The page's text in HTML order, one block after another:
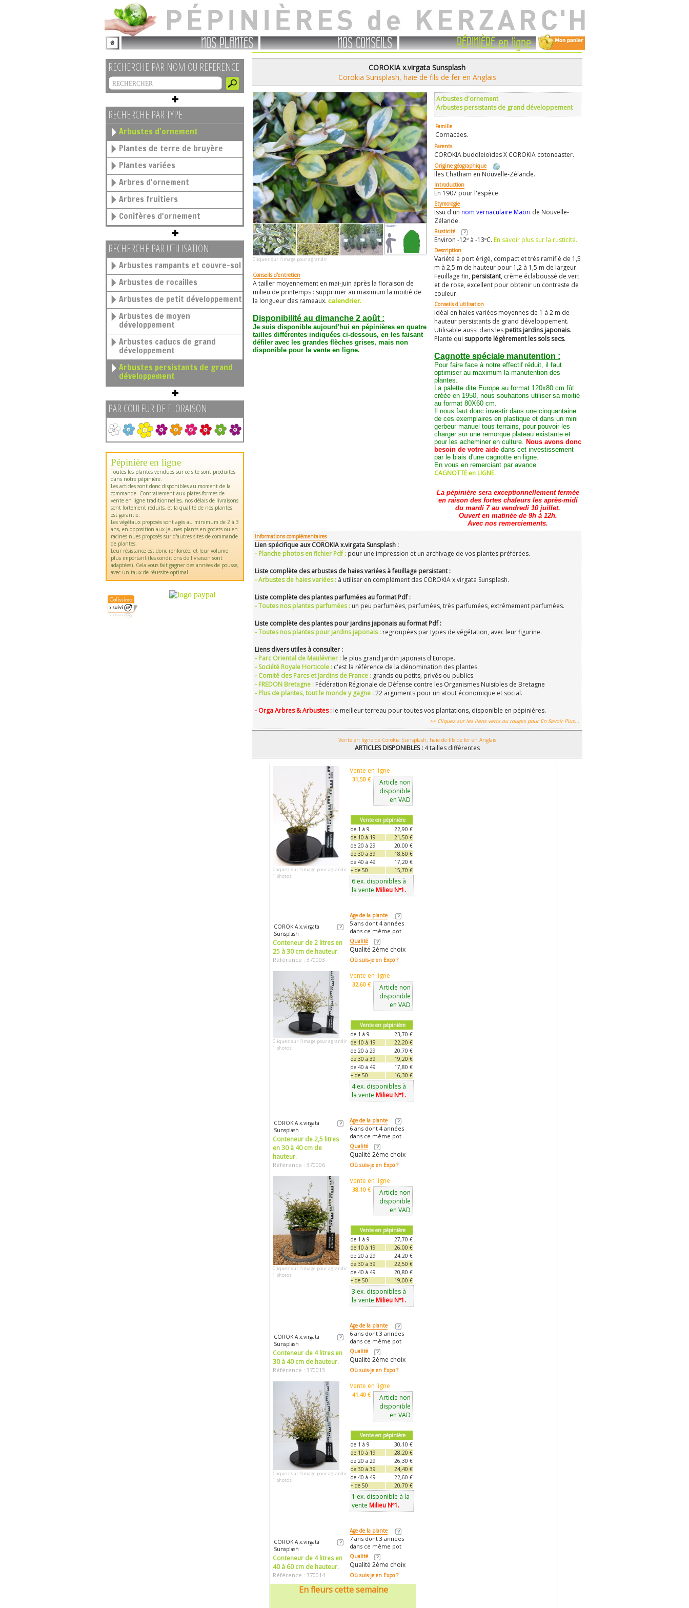
NOS PLANTES NOS CONSEILS PÉPINIÈRE en ligne
RECHERCHE PAR NOM OU REFERENCE
RECHERCHE PAR TYPE
Arbustes d'ornement
Plantes de terre de bruyère
Plantes variées
Arbres d'ornement
Arbres fruitiers
Conifères d'ornement
RECHERCHE PAR UTILISATION
Arbustes rampants et couvre-sol
Arbustes de rocailles
Arbustes de petit développement
Arbustes de moyen
développement
Arbustes caducs de grand
développement
Arbustes persistants de grand
développement
PAR COULEUR DE FLORAISON
Pépinière en ligne
Toutes les plantes vendues sur ce site sont produites
dans notre pépinière.
Les articles sont donc disponibles au moment de la
commande. Contrairement aux plates-formes de
vente en ligne traditionnelles, nos délais de livraisons
sont fortement réduits, et la qualité de nos plantes
est garantie.
Les végétaux proposés sont agés au minimum de 2 à 3
ans, en opposition aux jeunes plants en godets ou en
racines nues proposés sur d'autres sites de commande
de plantes.
Leur résistance est donc renforcée, et leur volume
plus important (les conditions de livraison sont
adaptées). Cela vous fait gagner des années de pousse,
avec un taux de réussite optimal.
COROKIA x.virgata Sunsplash
Corokia Sunsplash, haie de fils de fer en Anglais
Cliquez sur l'image pour agrandir
Conseils d'entretien
A tailler moyennement en mai-juin après la floraison de
milieu de printemps : supprimer au maximum la moitié de
la longueur des rameaux. calendrier.
Disponibilité au dimanche 2 août :
Je suis disponible aujourd'hui en pépinières en quatre
tailles différentes indiquées ci-dessous, en les faisant
défiler avec les grandes flèches grises, mais non
disponible pour la vente en ligne.
Arbustes d'ornement
Arbustes persistants de grand développement
Famille
Cornacées.
Parents
COROKIA buddleioïdes X COROKIA cotoneaster.
Origine géographique
Iles Chatham en Nouvelle-Zélande.
Introduction
En 1907 pour l'espèce.
Etymologie
Issu d'un nom vernaculaire Maori de Nouvelle-
Zélande.
Rusticité
Environ -12º à -13ºC. En savoir plus sur la rusticité.
Description
Variété à port érigé, compact et très ramifié de 1,5
m à 2,5 m de hauteur pour 1,2 à 1,5 m de largeur.
Feuillage fin, persistant, crème éclaboussé de vert
et de rose, excellent pour obtenir un contraste de
couleur.
Conseils d'utilisation
Idéal en haies variées moyennes de 1 à 2 m de
hauteur persistants de grand développement.
Utilisable aussi dans les petits jardins japonais.
Plante qui supporte légèrement les sols secs.
Cagnotte spéciale manutention :
Pour faire face à notre effectif réduit, il faut
optimiser au maximum la manutention des
plantes.
La palette dite Europe au format 120x80 cm fût
créée en 1950, nous souhaitons utiliser sa moitié
au format 80X60 cm.
Il nous faut donc investir dans une cinquantaine
de ces exemplaires en plastique et dans un mini
gerbeur manuel tous terrains, pour pouvoir les
charger sur une remorque plateau existante et
pour les acheminer en culture. Nous avons donc
besoin de votre aide dans cet investissement
par le biais d'une cagnotte en ligne.
En vous en remerciant par avance.
CAGNOTTE en LIGNE.
La pépinière sera exceptionnellement fermée
en raison des fortes chaleurs les après-midi
du mardi 7 au vendredi 10 juillet.
Ouvert en matinée de 9h à 12h.
Avec nos remerciements.
Informations complémentaires
Lien spécifique aux COROKIA x.virgata Sunsplash :
- Planche photos en fichier Pdf : pour une impression et un archivage de vos plantes préférées.
Liste complète des arbustes de haies variées à feuillage persistant :
- Arbustes de haies variées : à utiliser en complément des COROKIA x.virgata Sunsplash.
Liste complète des plantes parfumées au format Pdf :
- Toutes nos plantes parfumées : un peu parfumées, parfumées, très parfumées, extrêmement parfumées.
Liste complète des plantes pour jardins japonais au format Pdf :
- Toutes nos plantes pour jardins japonais : regroupées par types de végétation, avec leur figurine.
Liens divers utiles à consulter :
- Parc Oriental de Maulévrier : le plus grand jardin japonais d'Europe.
- Société Royale Horticole : c'est la référence de la dénomination des plantes.
- Comité des Parcs et Jardins de France : grands ou petits, privés ou publics.
- FREDON Bretagne : Fédération Régionale de Défense contre les Organismes Nuisibles de Bretagne
- Plus de plantes, tout le monde y gagne :22 arguments pour un atout économique et social.
- Orga Arbres & Arbustes : le meilleur terreau pour toutes vos plantations, disponible en pépiniéres.
>> Cliquez sur les liens verts ou rouges pour En Savoir Plus...
Vente en ligne de Corokia Sunsplash, haie de fils de fer en Anglais
ARTICLES DISPONIBLES : 4 tailles différentes
Cliquez sur l'image pour agrandir
1 photos
Vente en ligne
31,50 €
Article non
disponible
en VAD
Vente en pépinière
de 1 à 9
22,90 €
de 10 à 19
21,50 €
de 20 à 29
20,00 €
de 30 à 39
18,60 €
de 40 à 49
17,20 €
+ de 50
15,70 €
6 ex. disponibles à
la vente Milieu Nº1.
COROKIA x.virgata
Sunsplash
Conteneur de 2 litres en
25 à 30 cm de hauteur.
Référence : 370003
Age de la plante
5 ans dont 4 années
dans ce même pot
Qualité
Qualité 2ème choix
Où suis-je en Expo ?
Cliquez sur l'image pour agrandir
1 photos
Vente en ligne
32,60 €
Article non
disponible
en VAD
Vente en pépinière
de 1 à 9
23,70 €
de 10 à 19
22,20 €
de 20 à 29
20,70 €
de 30 à 39
19,20 €
de 40 à 49
17,80 €
+ de 50
16,30 €
4 ex. disponibles à
la vente Milieu Nº1.
COROKIA x.virgata
Sunsplash
Conteneur de 2,5 litres
en 30 à 40 cm de
hauteur.
Référence : 370006
Age de la plante
6 ans dont 4 années
dans ce même pot
Qualité
Qualité 2ème choix
Où suis-je en Expo ?
Cliquez sur l'image pour agrandir
1 photos
Vente en ligne
38,10 €
Article non
disponible
en VAD
Vente en pépinière
de 1 à 9
27,70 €
de 10 à 19
26,00 €
de 20 à 29
24,20 €
de 30 à 39
22,50 €
de 40 à 49
20,80 €
+ de 50
19,00 €
3 ex. disponibles à
la vente Milieu Nº1.
COROKIA x.virgata
Sunsplash
Conteneur de 4 litres en
30 à 40 cm de hauteur.
Référence : 370013
Age de la plante
6 ans dont 3 années
dans ce même pot
Qualité
Qualité 2ème choix
Où suis-je en Expo ?
Cliquez sur l'image pour agrandir
1 photos
Vente en ligne
41,40 €
Article non
disponible
en VAD
Vente en pépinière
de 1 à 9
30,10 €
de 10 à 19
28,20 €
de 20 à 29
26,30 €
de 30 à 39
24,40 €
de 40 à 49
22,60 €
+ de 50
20,70 €
1 ex. disponible à la
vente Milieu Nº1.
COROKIA x.virgata
Sunsplash
Conteneur de 4 litres en
40 à 60 cm de hauteur.
Référence : 370014
Age de la plante
7 ans dont 3 années
dans ce même pot
Qualité
Qualité 2ème choix
Où suis-je en Expo ?
En fleurs cette semaine